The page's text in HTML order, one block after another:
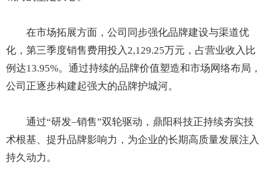
在市场拓展方面，公司同步强化品牌建设与渠道优
化，第三季度销售费用投入2,129.25万元，占营业收入比
例达13.95%。通过持续的品牌价值塑造和市场网络布局，
公司正逐步构建起强大的品牌护城河。
通过“研发–销售”双轮驱动，鼎阳科技正持续夯实技
术根基、提升品牌影响力，为企业的长期高质量发展注入
持久动力。